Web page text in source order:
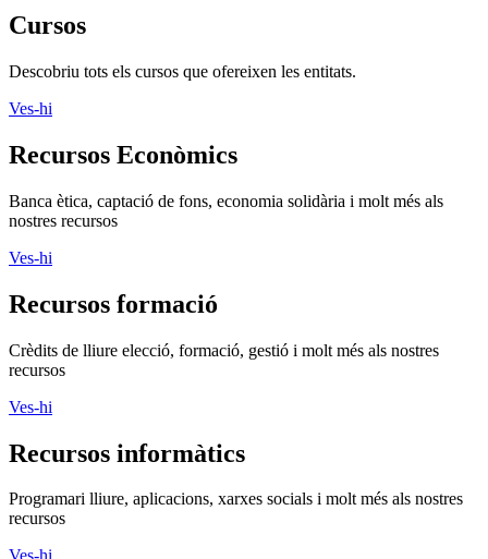
Cursos
Descobriu tots els cursos que ofereixen les entitats.
Ves-hi
Recursos Econòmics
Banca ètica, captació de fons, economia solidària i molt més als
nostres recursos
Ves-hi
Recursos formació
Crèdits de lliure elecció, formació, gestió i molt més als nostres
recursos
Ves-hi
Recursos informàtics
Programari lliure, aplicacions, xarxes socials i molt més als nostres
recursos